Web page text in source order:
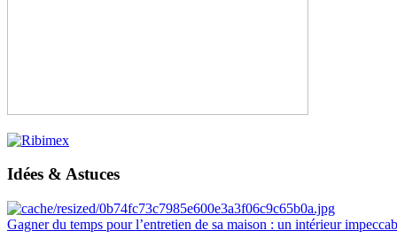
Idées & Astuces
Gagner du temps pour l’entretien de sa maison : un intérieur